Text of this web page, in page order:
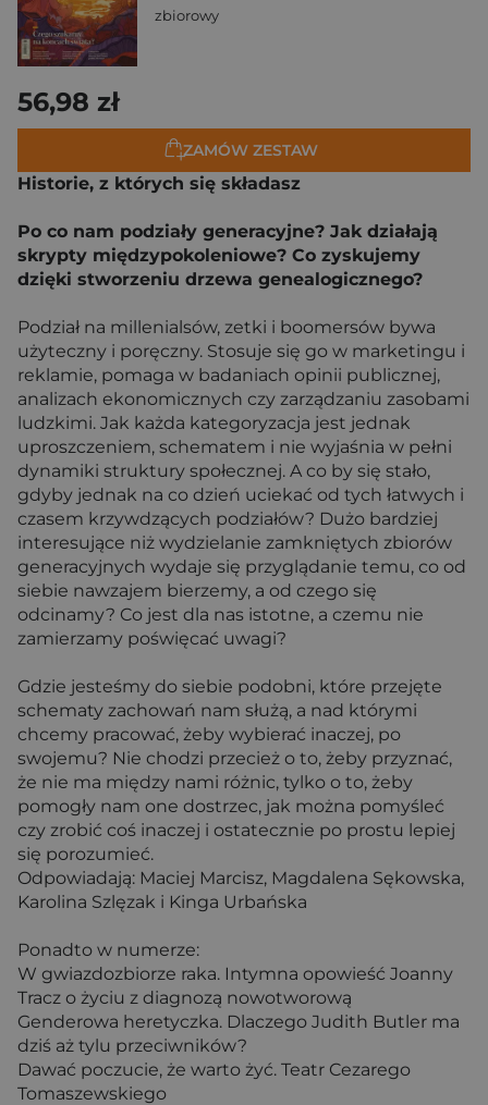
zbiorowy
56,98 zł
ZAMÓW ZESTAW
Historie, z których się składasz
Po co nam podziały generacyjne? Jak działają
skrypty międzypokoleniowe? Co zyskujemy
dzięki stworzeniu drzewa genealogicznego?
Podział na millenialsów, zetki i boomersów bywa
użyteczny i poręczny. Stosuje się go w marketingu i
reklamie, pomaga w badaniach opinii publicznej,
analizach ekonomicznych czy zarządzaniu zasobami
ludzkimi. Jak każda kategoryzacja jest jednak
uproszczeniem, schematem i nie wyjaśnia w pełni
dynamiki struktury społecznej. A co by się stało,
gdyby jednak na co dzień uciekać od tych łatwych i
czasem krzywdzących podziałów? Dużo bardziej
interesujące niż wydzielanie zamkniętych zbiorów
generacyjnych wydaje się przyglądanie temu, co od
siebie nawzajem bierzemy, a od czego się
odcinamy? Co jest dla nas istotne, a czemu nie
zamierzamy poświęcać uwagi?
Gdzie jesteśmy do siebie podobni, które przejęte
schematy zachowań nam służą, a nad którymi
chcemy pracować, żeby wybierać inaczej, po
swojemu? Nie chodzi przecież o to, żeby przyznać,
że nie ma między nami różnic, tylko o to, żeby
pomogły nam one dostrzec, jak można pomyśleć
czy zrobić coś inaczej i ostatecznie po prostu lepiej
się porozumieć.
Odpowiadają: Maciej Marcisz, Magdalena Sękowska,
Karolina Szlęzak i Kinga Urbańska
Ponadto w numerze:
W gwiazdozbiorze raka. Intymna opowieść Joanny
Tracz o życiu z diagnozą nowotworową
Genderowa heretyczka. Dlaczego Judith Butler ma
dziś aż tylu przeciwników?
Dawać poczucie, że warto żyć. Teatr Cezarego
Tomaszewskiego